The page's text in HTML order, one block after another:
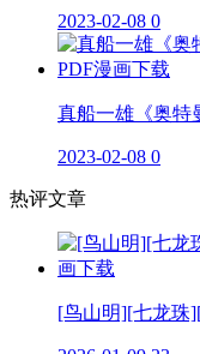
2023-02-08 0
真船一雄《奥特
2023-02-08 0
热评文章
[鸟山明][七龙珠